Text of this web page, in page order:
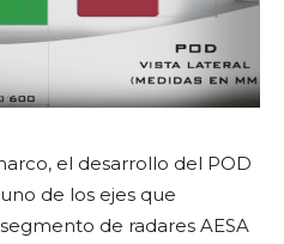
el desarrollo del POD
de los ejes que
de radares AESA